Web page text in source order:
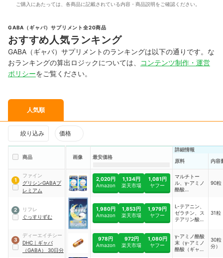
ご購入にあたっては、各商品に記載されている内容・商品説明をご確認ください。
GABA（ギャバ）サプリメント全20商品
おすすめ人気ランキング
GABA（ギャバ）サプリメントのランキングは以下の通りです。な
おランキングの算出ロジックについては、
コンテンツ制作・運営
ポリシーをご覧ください。
人気順
絞り込み 価格
商品 画像 最安価格
詳細情報
原料
内容
1
ファイン
グリシンGABAプ
レミアム
2,020円
Amazon
1,134円
楽天市場
1,081円
ヤフー
マルチトー
ル、γ-アミノ
酪酸
セルロース、
ショ糖脂肪酸
エステルほか
90粒
2
リフレ
ぐっすりずむ
1,980円
Amazon
1,853円
楽天市場
1,979円
ヤフー
L-テアニン、
ゼラチン、ス
テアリン酸カ
ミンB1、ビタ
ミンB6など
31粒
3
ディーエイチシー
DHC ｜ ギャバ
（GABA） 30日分
978円
Amazon
972円
楽天市場
1,080円
ヤフー
γ-アミノ酪酸
末（γ-アミノ
酪酸（ギャ
30粒
分）